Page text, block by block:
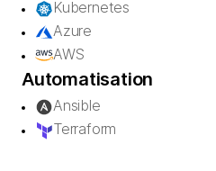
Kubernetes
Azure
AWS
Automatisation
Ansible
Terraform